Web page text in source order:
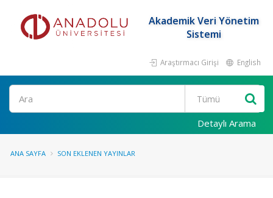
Akademik Veri Yönetim
Sistemi
Araştırmacı Girişi English
Ara
Detaylı Arama
ANA SAYFA SON EKLENEN YAYINLAR